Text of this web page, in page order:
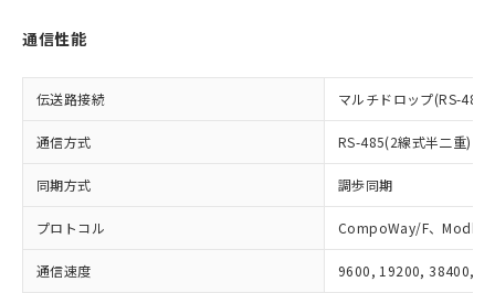
通信性能
伝送路接続 マルチドロップ(RS-485)
通信方式 RS-485(2線式半二重)
同期方式 調歩同期
プロトコル CompoWay/F、Modbus
通信速度 9600, 19200, 38400,
用者の範囲」に記載されている法人を
※本証明書は発行日時点で非含有を証明す
るもので、過去に遡って非含有を証明する
また、RoHS指令のフタル酸エステル類４
物質の対応では、対応完了までの期間は出
荷製品に未対応品が混在することから備考
欄に対応日を記載しておりました。
既に当社にて対応品への在庫切替を完了
していることから、特段のことがない限
り、2022年1月12日より割愛しておりま